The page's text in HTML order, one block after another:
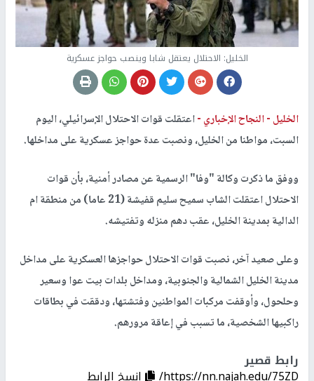
الخليل: الاحتلال يعتقل شابا وينصب حواجز عسكرية
الخليل -النجاح الإخباري -اعتقلت قوات الاحتلال الإسرائيلي، اليوم
السبت، مواطنا من الخليل، ونصبت عدة حواجز عسكرية على مداخلها.
ووفق ما ذكرت وكالة "وفا" الرسمية عن مصادر أمنية، بأن قوات
الاحتلال اعتقلت الشاب سميح سليم قفيشة (21 عاما) من منطقة ام
الدالية بمدينة الخليل، عقب دهم منزله وتفتيشه.
وعلى صعيد آخر، نصبت قوات الاحتلال حواجزها العسكرية على مداخل
مدينة الخليل الشمالية والجنوبية، ومداخل بلدات بيت عوا وسعير
وحلحول، وأوقفت مركبات المواطنين وفتشتها، ودققت في بطاقات
راكبيها الشخصية، ما تسبب في إعاقة مرورهم.
رابط قصير
https://nn.najah.edu/75ZD/
إنسخ الرابط